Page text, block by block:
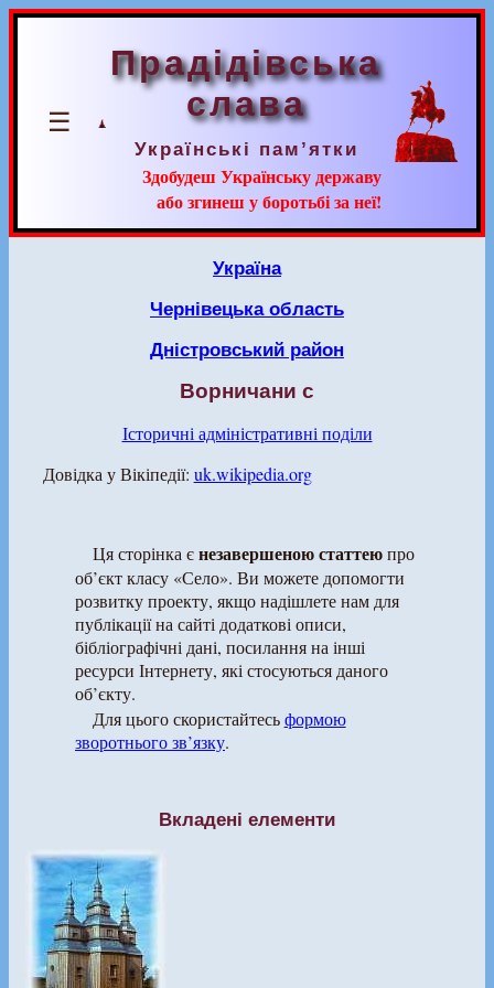
☰
Прадідівська
слава
Українські пам’ятки
Здобудеш Українську державу
або згинеш у боротьбі за неї!
Україна
Чернівецька область
Дністровський район
Ворничани с
Історичні адміністративні поділи
Довідка у Вікіпедії: uk.wikipedia.org
Ця сторінка єнезавершеною статтеюпро
об’єкт класу «Село». Ви можете допомогти
розвитку проекту, якщо надішлете нам для
публікації на сайті додаткові описи,
бібліографічні дані, посилання на інші
ресурси Інтернету, які стосуються даного
об’єкту.
Для цього скористайтесьформою
зворотнього зв’язку.
Вкладені елементи